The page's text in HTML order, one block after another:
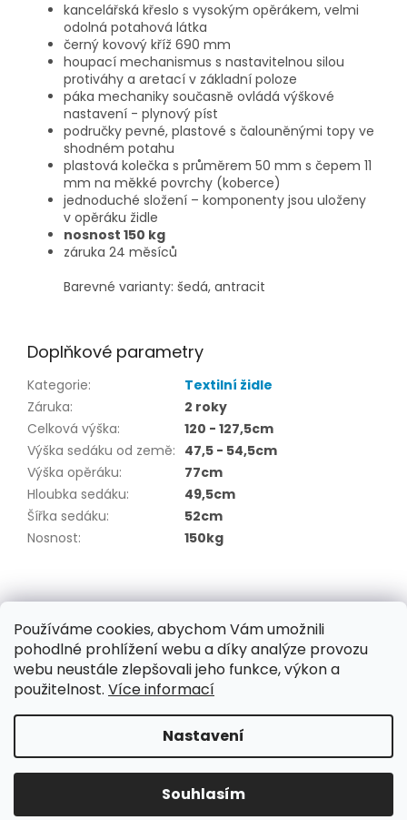
Používáme cookies, abychom Vám umožnili
pohodlné prohlížení webu a díky analýze provozu
webu neustále zlepšovali jeho funkce, výkon a
použitelnost. Více informací
Nastavení
Souhlasím
kancelářská křeslo s vysokým opěrákem, velmi
odolná potahová látka
černý kovový kříž 690 mm
houpací mechanismus s nastavitelnou silou
protiváhy a aretací v základní poloze
páka mechaniky současně ovládá výškové
nastavení - plynový píst
područky pevné, plastové s čalouněnými topy ve
shodném potahu
plastová kolečka s průměrem 50 mm s čepem 11
mm na měkké povrchy (koberce)
jednoduché složení – komponenty jsou uloženy
v opěráku židle
nosnost 150 kg
záruka 24 měsíců
Barevné varianty: šedá, antracit
Doplňkové parametry
Kategorie:
Textilní židle
Záruka:
2 roky
Celková výška:
120 - 127,5cm
Výška sedáku od země: 47,5 - 54,5cm
Výška opěráku:
77cm
Hloubka sedáku:
49,5cm
Šířka sedáku:
52cm
Nosnost: 150kg
Z
á
/ Ochrana osobních údajů / Reklamace
/ Výměna, vrácení zboží
Vytvořil Shoptet
Ekresla.cz. Všechna práva vyhrazena.